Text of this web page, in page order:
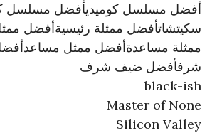
أفضل مسلسل كوميديأفضل مسلسل
سكيتشاتأفضل ممثلة رئيسيةأفضل
ممثلة مساعدةأفضل ممثل مساعد
شرفأفضل ضيف شرف
black-ish
Master of None
Silicon Valley